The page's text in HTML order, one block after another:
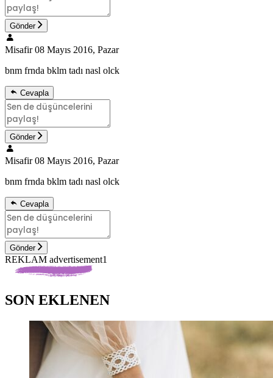
Gönder
Misafir 08 Mayıs 2016, Pazar
bnm frnda bklm tadı nasl olck
Cevapla
Gönder
Misafir 08 Mayıs 2016, Pazar
bnm frnda bklm tadı nasl olck
Cevapla
Gönder
REKLAM advertisement1
SON EKLENEN